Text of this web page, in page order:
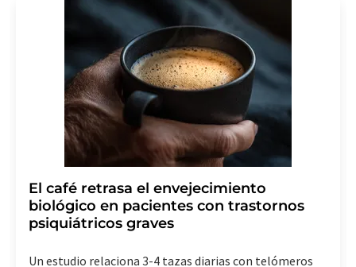
El café retrasa el envejecimiento
biológico en pacientes con trastornos
psiquiátricos graves
Un estudio relaciona 3-4 tazas diarias con telómeros